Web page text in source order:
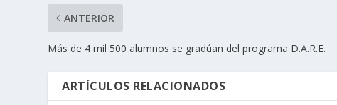
ANTERIOR
Más de 4 mil 500 alumnos se gradúan del programa D.A.R.E.
ARTÍCULOS RELACIONADOS